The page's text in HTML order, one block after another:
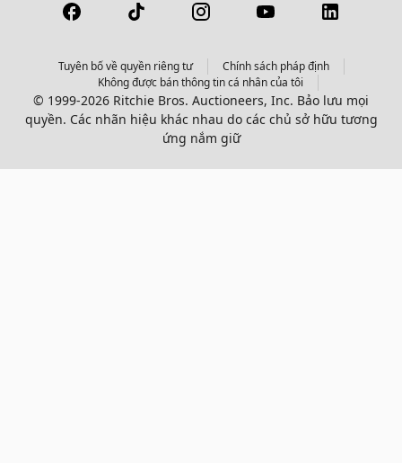
Tuyên bố về quyền riêng tư
Chính sách pháp định
Không được bán thông tin cá nhân của tôi
© 1999-2026 Ritchie Bros. Auctioneers, Inc. Bảo lưu mọi
quyền. Các nhãn hiệu khác nhau do các chủ sở hữu tương
ứng nắm giữ